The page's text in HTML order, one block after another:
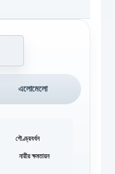
এলোমেলো
নারীর ক্ষমতায়ন
পৌণ্ড্রবর্ধন